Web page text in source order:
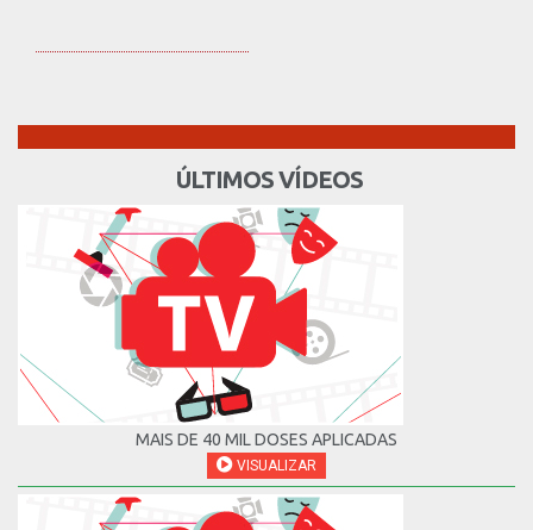
ÚLTIMOS VÍDEOS
MAIS DE 40 MIL DOSES APLICADAS
VISUALIZAR